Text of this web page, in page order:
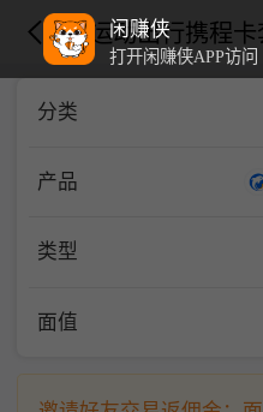
闲赚侠
打开闲赚侠APP访问
分类
产品
类型
面值